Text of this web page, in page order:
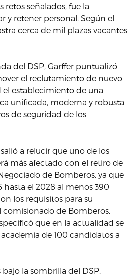
retos señalados, fue la
y retener personal. Según el
cerca de mil plazas vacantes
del DSP, Garffer puntualizó
el reclutamiento de nuevo
el establecimiento de una
unificada, moderna y robusta
de seguridad de los
a relucir que uno de los
más afectado con el retiro de
de Bomberos, ya que
el 2028 al menos 390
los requisitos para su
comisionado de Bomberos,
que en la actualidad se
de 100 candidatos a
la sombrilla del DSP,